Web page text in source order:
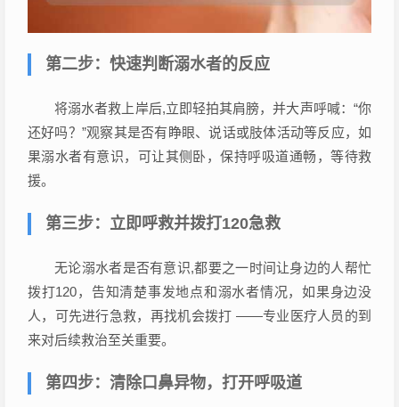
第二步：快速判断溺水者的反应
将溺水者救上岸后,立即轻拍其肩膀，并大声呼喊：“你
还好吗？”观察其是否有睁眼、说话或肢体活动等反应，如
果溺水者有意识，可让其侧卧，保持呼吸道通畅，等待救
援。
第三步：立即呼救并拨打120急救
无论溺水者是否有意识,都要之一时间让身边的人帮忙
拨打120，告知清楚事发地点和溺水者情况，如果身边没
人，可先进行急救，再找机会拨打 ——专业医疗人员的到
来对后续救治至关重要。
第四步：清除口鼻异物，打开呼吸道